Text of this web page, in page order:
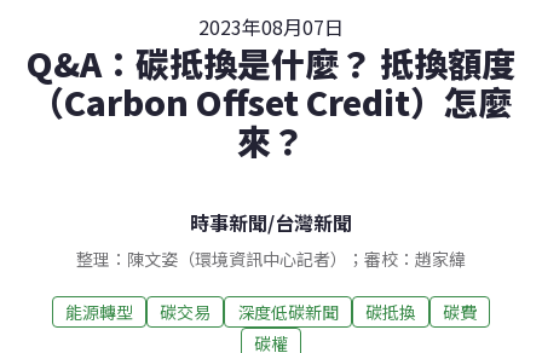
2023年08月07日
Q&A：碳抵換是什麼？ 抵換額度
（Carbon Offset Credit）怎麼
來？
時事新聞/台灣新聞
整理：陳文姿（環境資訊中心記者）；審校：趙家緯
能源轉型 碳交易 深度低碳新聞 碳抵換
碳費
碳權